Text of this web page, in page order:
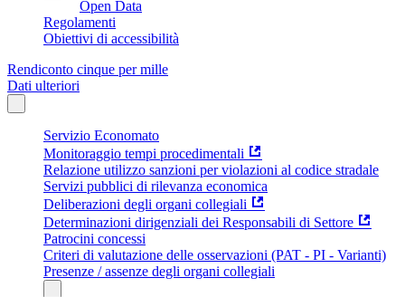
Open Data
Regolamenti
Obiettivi di accessibilità
Rendiconto cinque per mille
Dati ulteriori
Servizio Economato
Monitoraggio tempi procedimentali
Relazione utilizzo sanzioni per violazioni al codice stradale
Servizi pubblici di rilevanza economica
Deliberazioni degli organi collegiali
Determinazioni dirigenziali dei Responsabili di Settore
Patrocini concessi
Criteri di valutazione delle osservazioni (PAT - PI - Varianti)
Presenze / assenze degli organi collegiali